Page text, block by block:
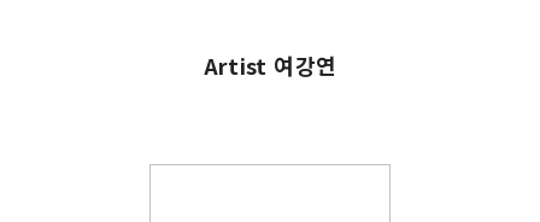
Artist 여강연